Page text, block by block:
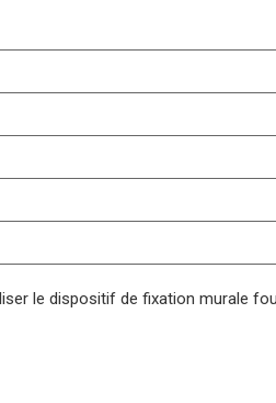
le dispositif de fixation murale